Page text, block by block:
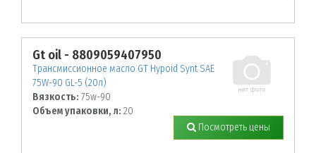
Gt oil - 8809059407950
Трансмиссионное масло GT Hypoid Synt SAE
75W-90 GL-5 (20л)
Вязкость: 75w-90
Объем упаковки, л: 20
Посмотреть цены